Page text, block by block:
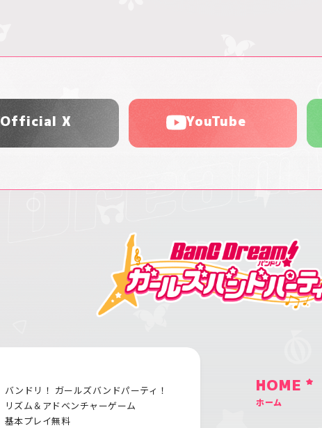
Official X YouTube
HOME
ホーム
バンドリ！ ガールズバンドパーティ！
リズム＆アドベンチャーゲーム
基本プレイ無料